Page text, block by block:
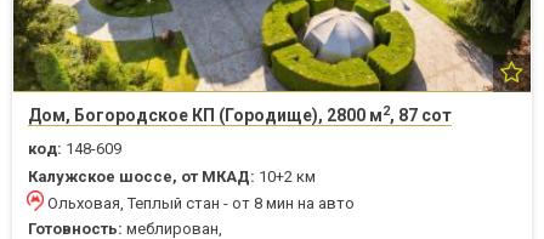
Дом, Богородское КП (Городище), 2800 м2, 87 сот
код: 148-609
Калужское шоссе, от МКАД: 10+2 км
Ольховая, Теплый стан - от 8 мин на авто
Готовность: меблирован,